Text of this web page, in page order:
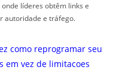
líderes obtêm links e
autoridade e tráfego.